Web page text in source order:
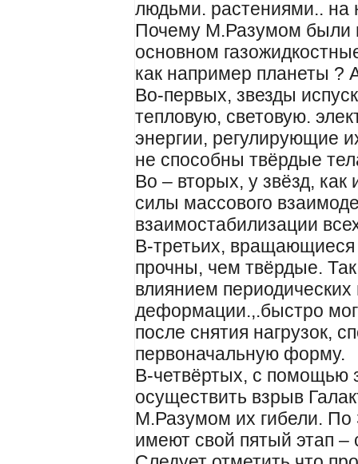
людьми. растениями.. на
Почему М.Разумом были
основном
как например планеты ?
Во-первых, звезды
тепловую, световую.
энергии, регулирующие
не способны твёрдые
Во – вторых, у звёзд, как
силы массового
взаимостабилизации
В-третьих, вращающиеся
прочны, чем твёрдые.
влиянием
деформации.,.быстро
после снятия нагрузок,
первоначальную форму.
В-четвёртых, с помощью
осуществить взрыв
М.Разумом их гибели. По
имеют свой пятый этап –